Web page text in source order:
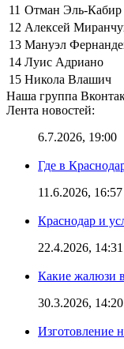
11 Отман Эль-Кабир
12 Алексей
13 Мануэл
14 Луис Адриано
15 Никола Влашич
Наша группа
Лента новостей:
6.7.2026, 19:00
Где в
11.6.2026, 16:57
Краснодар и
22.4.2026, 14:31
Какие жалюзи
30.3.2026, 14:20
Изготовление